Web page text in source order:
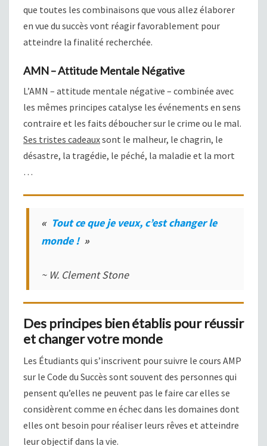
que toutes les combinaisons que vous allez élaborer
en vue du succès vont réagir favorablement pour
atteindre la finalité recherchée.
AMN – Attitude Mentale Négative
L’AMN – attitude mentale négative – combinée avec
les mêmes principes catalyse les événements en sens
contraire et les faits déboucher sur le crime ou le mal.
Ses tristes cadeauxsont le malheur, le chagrin, le
désastre, la tragédie, le péché, la maladie et la mort
…
« Tout ce que je veux, c’est changer le
monde ! »
~ W. Clement Stone
Des principes bien établis pour réussir
et changer votre monde
Les Étudiants qui s’inscrivent pour suivre le cours AMP
sur le Code du Succès sont souvent des personnes qui
pensent qu’elles ne peuvent pas le faire car elles se
considèrent comme en échec dans les domaines dont
elles ont besoin pour réaliser leurs rêves et atteindre
leur objectif dans la vie.